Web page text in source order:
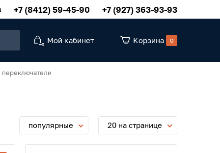
+7 (8412) 59-45-90 +7 (927) 363-93-93
Мой кабинет Корзина 0
популярные 20 на странице